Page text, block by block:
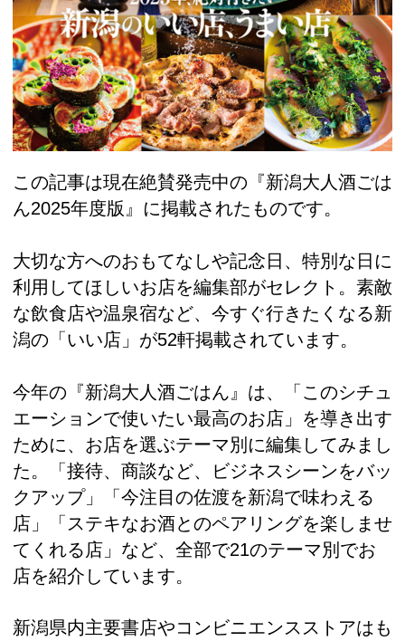
この記事は現在絶賛発売中の『新潟大人酒ごは
ん2025年度版』に掲載されたものです。
大切な方へのおもてなしや記念日、特別な日に
利用してほしいお店を編集部がセレクト。素敵
な飲食店や温泉宿など、今すぐ行きたくなる新
潟の「いい店」が52軒掲載されています。
今年の『新潟大人酒ごはん』は、「このシチュ
エーションで使いたい最高のお店」を導き出す
ために、お店を選ぶテーマ別に編集してみまし
た。「接待、商談など、ビジネスシーンをバッ
クアップ」「今注目の佐渡を新潟で味わえる
店」「ステキなお酒とのペアリングを楽しませ
てくれる店」など、全部で21のテーマ別でお
店を紹介しています。
新潟県内主要書店やコンビニエンスストアはも